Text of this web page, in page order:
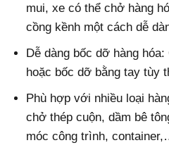
mui, xe có thể chở hàng
cồng kềnh một cách dễ
Dễ dàng bốc dỡ hàng
hoặc bốc dỡ bằng tay tùy
Phù hợp với nhiều loại
chở thép cuộn, dầm bê
móc công trình,